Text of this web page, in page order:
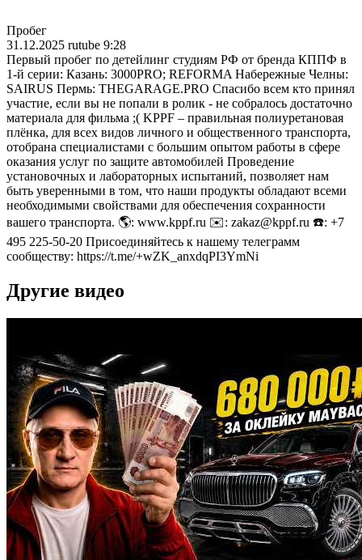
Пробе
31.12.2025 rutube 9:28
Первый пробег по детейлинг студиям РФ от бренда КППФ
1-й серии: Казань: 3000PRO; REFORMA Набережные Челны:
SAIRUS Пермь: THEGARAGE.PRO Спасибо всем кто принял
участие, если вы не попали в ролик - не собралось достаточно
материала для фильма ;( KPPF – правильная полиуретановая
плёнка, для всех видов личного и общественного транспорта,
отобрана специалистами с большим опытом работы в сфере
оказания услуг по защите автомобилей Проведение
установочных и лабораторных испытаний, позволяет нам
ыть уверенными в том, что наши продукты обладают всеми
необходимыми свойствами для обеспечения сохранности
ашего транспорта. 🌎: www.kppf.ru ✉️: zakaz@kppf.ru ☎️: +7
495 225-50-20 Присоединяйтесь к нашему телеграмм
сообществу: https://t.me/+wZK_anxdqPI3YmNi
Другие видео